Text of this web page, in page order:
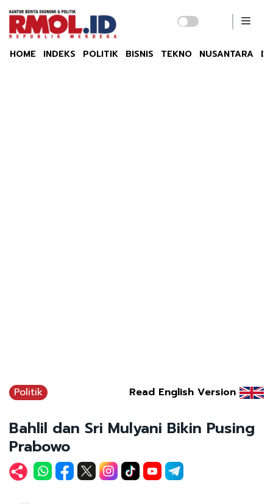
HOME INDEKS POLITIK BISNIS TEKNO NUSANTARA
Politik Read English Version
Bahlil dan Sri Mulyani Bikin Pusing
Prabowo